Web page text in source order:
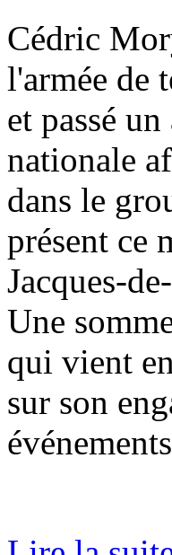
Cédric
l'armée de
et passé
nationale
dans le
présent ce
Jacques-
Une
qui vient
sur son